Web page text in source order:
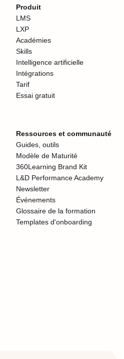
Produit
LMS
LXP
Académies
Skills
Intelligence artificielle
Intégrations
Tarif
Essai gratuit
Ressources et communauté
Guides, outils
Modèle de Maturité
360Learning Brand Kit
L&D Performance Academy
Newsletter
Événements
Glossaire de la formation
Templates d'onboarding